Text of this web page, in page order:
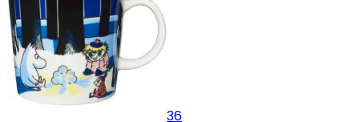
36